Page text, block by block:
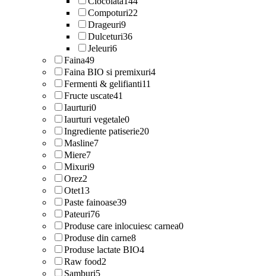
Compoturi22
Drageuri9
Dulceturi36
Jeleuri6
Faina49
Faina BIO si premixuri4
Fermenti & gelifianti11
Fructe uscate41
Iaurturi0
Iaurturi vegetale0
Ingrediente patiserie20
Masline7
Miere7
Mixuri9
Orez2
Otet13
Paste fainoase39
Pateuri76
Produse care inlocuiesc carnea0
Produse din carne8
Produse lactate BIO4
Raw food2
Samburi5